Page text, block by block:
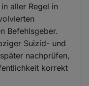
aller Regel in
Befehlsgeber.
Suizid- und
nachprüfen,
korrekt